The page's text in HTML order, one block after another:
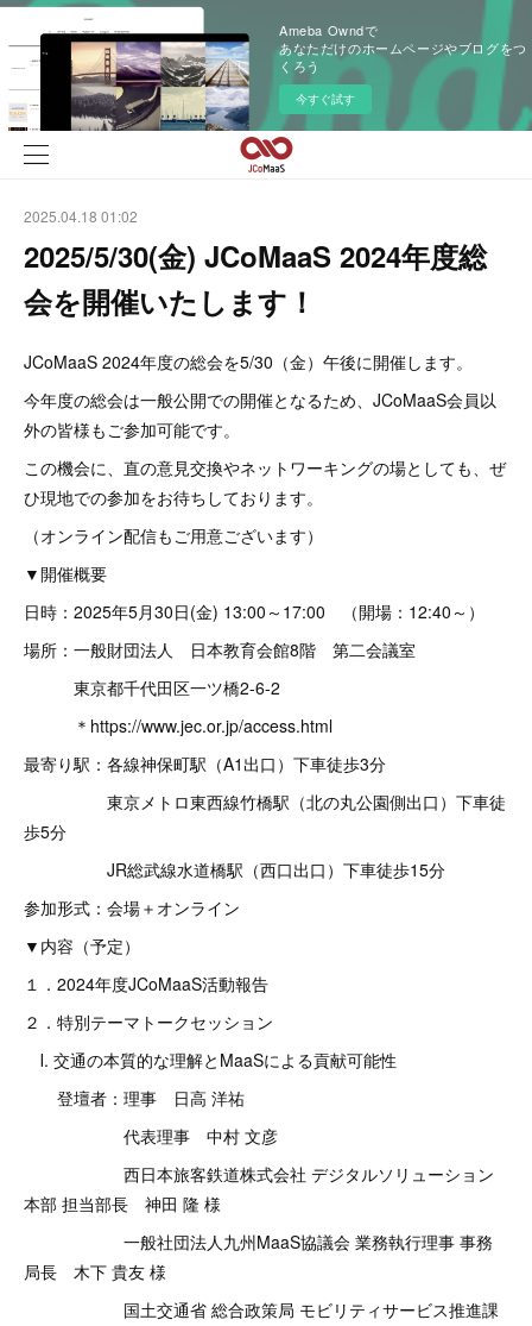
Ameba Owndで
あなただけのホームページやブログをつ
くろう
今すぐ試す
2025.04.18 01:02
2025/5/30(金) JCoMaaS 2024年度総
会を開催いたします！
JCoMaaS 2024年度の総会を5/30（金）午後に開催します。
今年度の総会は一般公開での開催となるため、JCoMaaS会員以
外の皆様もご参加可能です。
この機会に、直の意見交換やネットワーキングの場としても、ぜ
ひ現地での参加をお待ちしております。
（オンライン配信もご用意ございます）
▼開催概要
日時：2025年5月30日(金) 13:00～17:00 （開場：12:40～）
場所：一般財団法人 日本教育会館8階 第二会議室
東京都千代田区一ツ橋2-6-2
＊https://www.jec.or.jp/access.html
最寄り駅：各線神保町駅（A1出口）下車徒歩3分
東京メトロ東西線竹橋駅（北の丸公園側出口）下車徒
歩5分
JR総武線水道橋駅（西口出口）下車徒歩15分
参加形式：会場＋オンライン
▼内容（予定）
１．2024年度JCoMaaS活動報告
２．特別テーマトークセッション
Ⅰ. 交通の本質的な理解とMaaSによる貢献可能性
登壇者：理事 日高 洋祐
代表理事 中村 文彦
西日本旅客鉄道株式会社 デジタルソリューション
本部 担当部長 神田 隆 様
一般社団法人九州MaaS協議会 業務執行理事 事務
局長 木下 貴友 様
国土交通省 総合政策局 モビリティサービス推進課